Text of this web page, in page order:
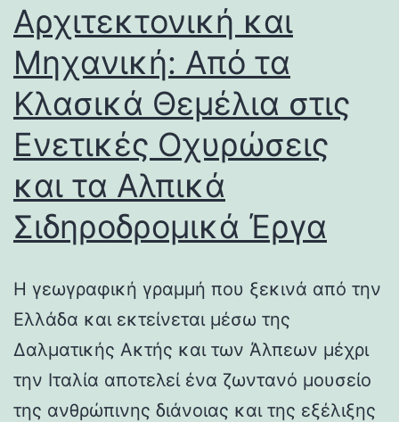
Αρχιτεκτονική και
Μηχανική: Από τα
Κλασικά Θεμέλια στις
Ενετικές Οχυρώσεις
και τα Αλπικά
Σιδηροδρομικά Έργα
Η γεωγραφική γραμμή που ξεκινά από την
Ελλάδα και εκτείνεται μέσω της
Δαλματικής Ακτής και των Άλπεων μέχρι
την Ιταλία αποτελεί ένα ζωντανό μουσείο
της ανθρώπινης διάνοιας και της εξέλιξης